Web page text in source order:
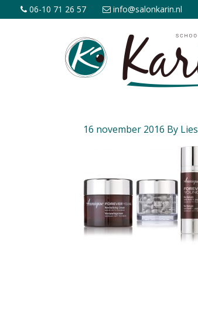
06-10 71 26 57 info@salonkarin.nl
16 november 2016 By